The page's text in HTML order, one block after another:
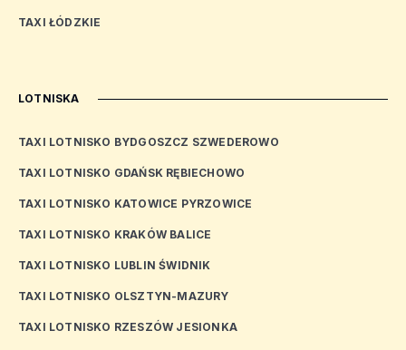
TAXI ŁÓDZKIE
LOTNISKA
TAXI LOTNISKO BYDGOSZCZ SZWEDEROWO
TAXI LOTNISKO GDAŃSK RĘBIECHOWO
TAXI LOTNISKO KATOWICE PYRZOWICE
TAXI LOTNISKO KRAKÓW BALICE
TAXI LOTNISKO LUBLIN ŚWIDNIK
TAXI LOTNISKO OLSZTYN-MAZURY
TAXI LOTNISKO RZESZÓW JESIONKA